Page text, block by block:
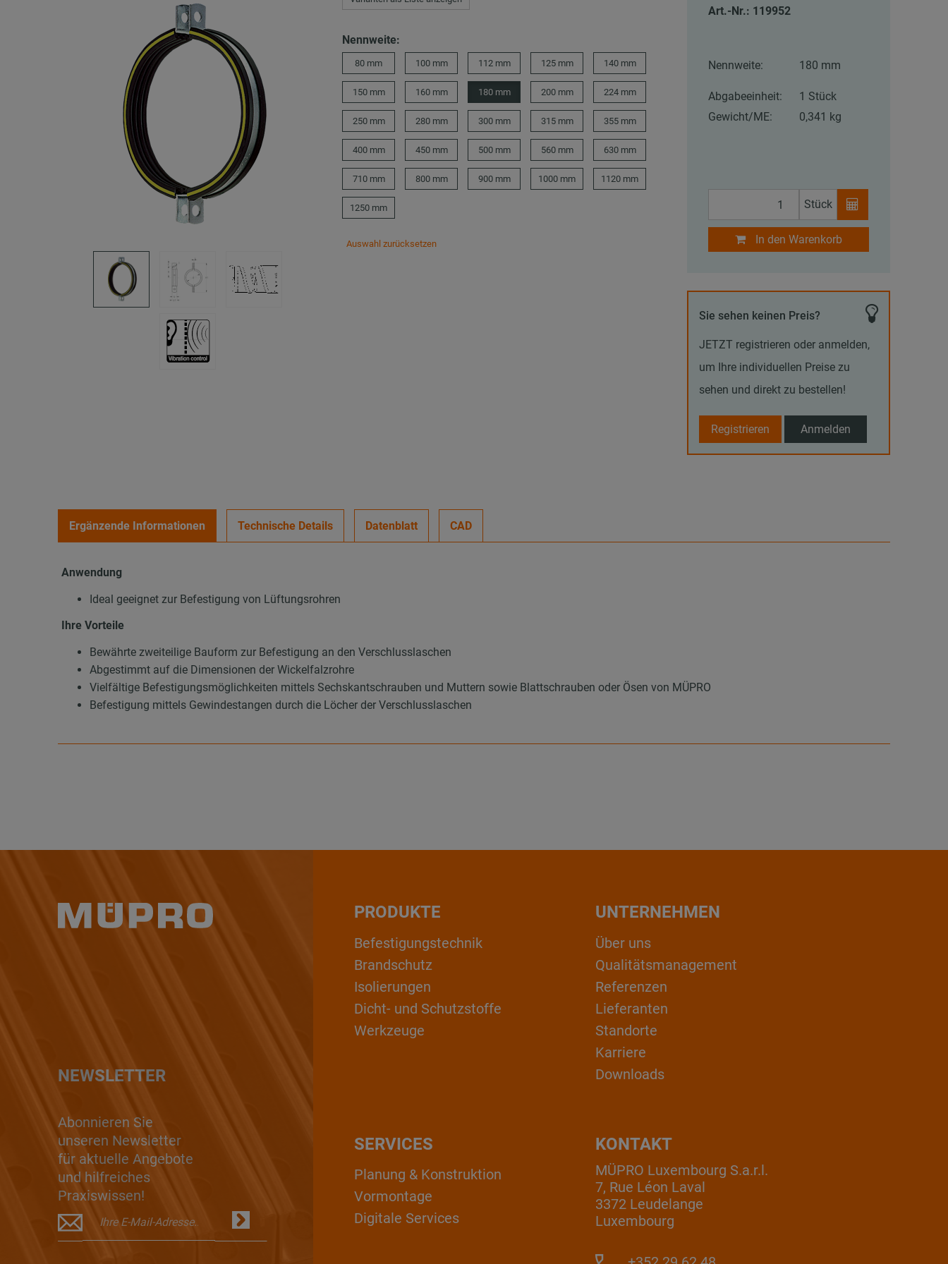
Nennweite:
80 mm 100 mm 112 mm 125 mm 140 mm
150 mm 160 mm 180 mm 200 mm 224 mm
250 mm 280 mm 300 mm 315 mm 355 mm
400 mm 450 mm 500 mm 560 mm 630 mm
710 mm 800 mm 900 mm 1000 mm 1120 mm
1250 mm
Auswahl zurücksetzen
Art.-Nr.: 119952
Nennweite: 180 mm
Abgabeeinheit:
1 Stück
Gewicht/ME:
0,341 kg
Stück
In den Warenkorb
Sie sehen keinen Preis?
JETZT registrieren oder anmelden,
um Ihre individuellen Preise zu
sehen und direkt zu bestellen!
Registrieren Anmelden
Ergänzende Informationen Technische Details Datenblatt CAD
Anwendung
Ideal geeignet zur Befestigung von Lüftungsrohren
Ihre Vorteile
Bewährte zweiteilige Bauform zur Befestigung an den Verschlusslaschen
Abgestimmt auf die Dimensionen der Wickelfalzrohre
Vielfältige Befestigungsmöglichkeiten mittels Sechskantschrauben und Muttern sowie Blattschrauben oder Ösen von MÜPRO
Befestigung mittels Gewindestangen durch die Löcher der Verschlusslaschen
NEWSLETTER
Abonnieren Sie
unseren Newsletter
für aktuelle Angebote
und hilfreiches
Praxiswissen!
PRODUKTE
Befestigungstechnik
Brandschutz
Isolierungen
Dicht- und Schutzstoffe
Werkzeuge
UNTERNEHMEN
Über uns
Qualitätsmanagement
Referenzen
Lieferanten
Standorte
Karriere
Downloads
KONTAKT
MÜPRO Luxembourg S.a.r.l.
7, Rue Léon Laval
3372 Leudelange
Luxembourg
SERVICES
Planung & Konstruktion
Vormontage
Digitale Services